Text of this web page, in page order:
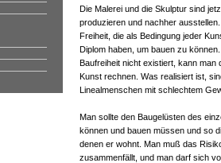
Die Malerei und die Skulptur sind
produzieren und nachher
Freiheit, die als Bedingung jeder
Diplom haben, um bauen zu
Baufreiheit nicht existiert, kann man
Kunst rechnen. Was realisiert ist,
Linealmenschen mit schlechtem
Man sollte den Baugelüsten des
können und bauen müssen und so
denen er wohnt. Man muß das
zusammenfällt, und man darf sich